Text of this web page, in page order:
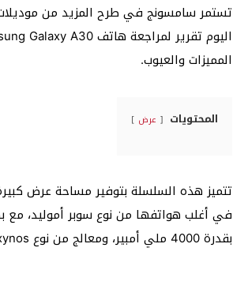
المميزات والعيوب.
المحتويات عرض
في أغلب هواتفها من نوع سوبر أموليد، مع
بقدرة 4000 ملي أمبير، ومعالج من نوع Exynos.